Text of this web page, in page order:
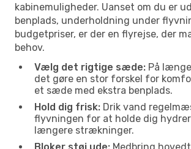
kabinemuligheder. Uanset om du er
benplads, underholdning under
budgetpriser, er der en flyrejse, der
behov.
Vælg det rigtige sæde: På
det gøre en stor forskel for
et sæde med ekstra benplads.
Hold dig frisk: Drik vand
flyvningen for at holde dig
længere strækninger.